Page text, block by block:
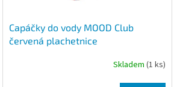
Capáčky do vody MOOD Club
červená plachetnice
Skladem (1 ks)